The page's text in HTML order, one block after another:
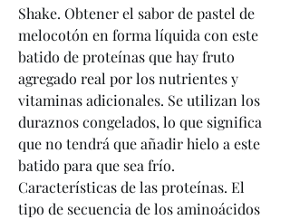
Shake. Obtener el sabor de pastel de
melocotón en forma líquida con este
batido de proteínas que hay fruto
agregado real por los nutrientes y
vitaminas adicionales. Se utilizan los
duraznos congelados, lo que significa
que no tendrá que añadir hielo a este
batido para que sea frío.
Características de las proteínas. El
tipo de secuencia de los aminoácidos